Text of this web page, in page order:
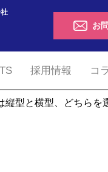
お
採用情報 コ
縦型と横型、どちら